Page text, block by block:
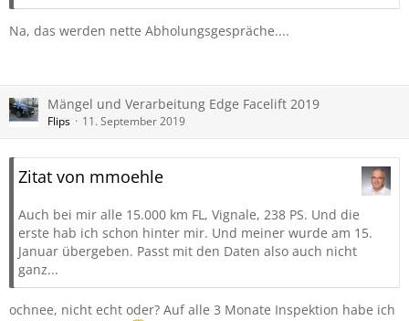
Na, das werden nette Abholungsgespräche....
Mängel und Verarbeitung Edge Facelift 2019
Flips 11. September 2019
Zitat von mmoehle
Auch bei mir alle 15.000 km FL, Vignale, 238 PS. Und die
erste hab ich schon hinter mir. Und meiner wurde am 15.
Januar übergeben. Passt mit den Daten also auch nicht
ganz...
ochnee, nicht echt oder? Auf alle 3 Monate Inspektion habe ich